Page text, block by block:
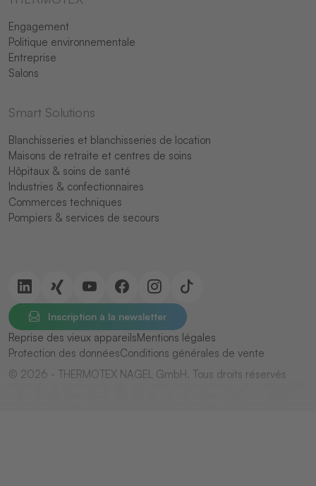
Engagement
Politique environnementale
Entreprise
Salons
Smart Solutions
Blanchisseries et blanchisseries de location
Maisons de retraite et centres de soins
Hôpitaux & soins de santé
Industries & confectionnaires
Commerces techniques
Pompiers & services de secours
Inscription à la newsletter
Reprise des vieux appareilsMentions légales
Protection des donnéesConditions générales de vente
© 2026 - THERMOTEX NAGEL GmbH. Tous droits réservés